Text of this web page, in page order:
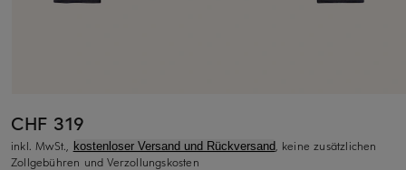
CHF 319
inkl. MwSt., kostenloser Versand und Rückversand, keine zusätzlichen
Zollgebühren und Verzollungskosten